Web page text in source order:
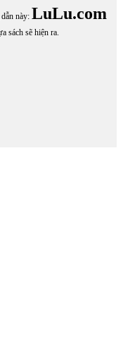
này: LuLu.com
sách sẽ hiện ra.